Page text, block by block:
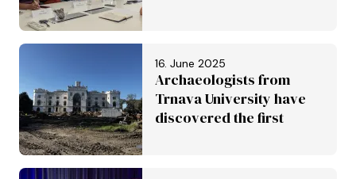
16. June 2025
Archaeologists from
Trnava University have
discovered the first